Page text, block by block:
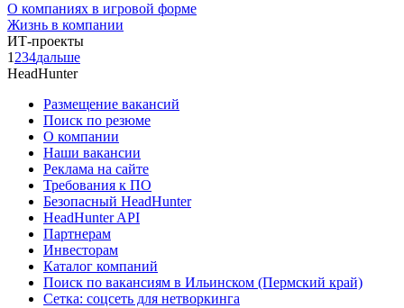
О компаниях в игровой форме
Жизнь в компании
ИТ-проекты
1 234дальше
HeadHunter
Размещение вакансий
Поиск по резюме
О компании
Наши вакансии
Реклама на сайте
Требования к ПО
Безопасный HeadHunter
HeadHunter API
Партнерам
Инвесторам
Каталог компаний
Поиск по вакансиям в Ильинском (Пермский край)
Сетка: соцсеть для нетворкинга